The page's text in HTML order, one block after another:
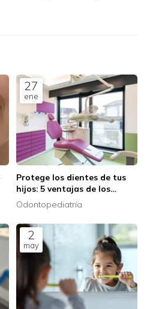
27
ene
Protege los dientes de tus
hijos: 5 ventajas de los
selladores de fisuras
Odontopediatría
2
may